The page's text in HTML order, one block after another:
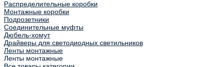
Распределительные коробки
Монтажные коробки
Подрозетники
Соединительные муфты
Дюбель-хомут
Драйверы для светодиодных светильников
Ленты монтажные
Ленты монтажные